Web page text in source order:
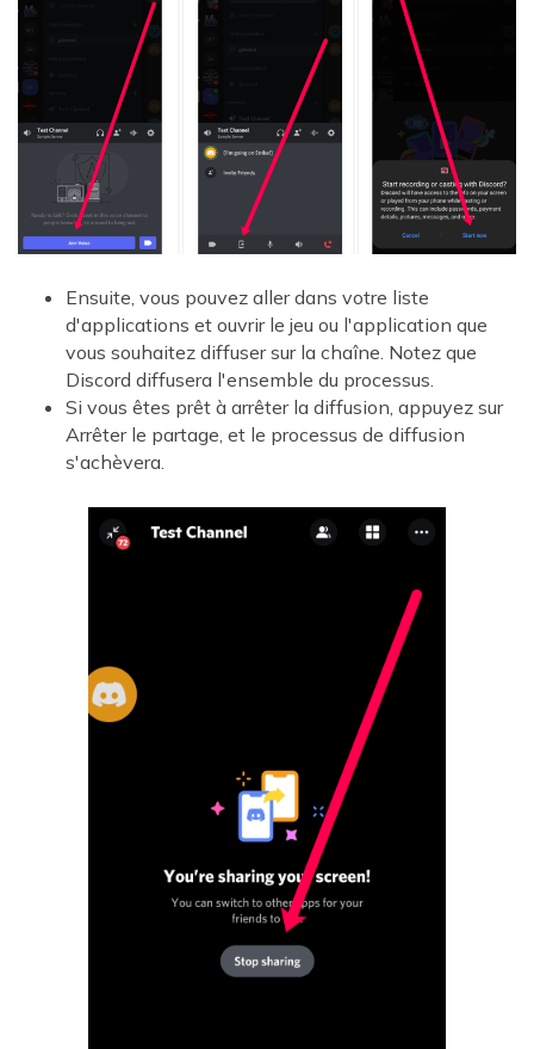
Ensuite, vous pouvez aller dans votre liste
d'applications et ouvrir le jeu ou l'application que
vous souhaitez diffuser sur la chaîne. Notez que
Discord diffusera l'ensemble du processus.
Si vous êtes prêt à arrêter la diffusion, appuyez sur
Arrêter le partage, et le processus de diffusion
s'achèvera.